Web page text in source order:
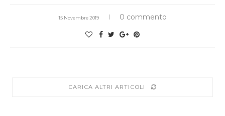
15 Novembre 2019 0 commento
CARICA ALTRI ARTICOLI